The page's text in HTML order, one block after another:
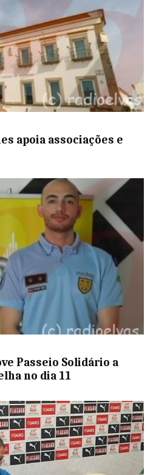
apoia associações e
Passeio Solidário a
no dia 11